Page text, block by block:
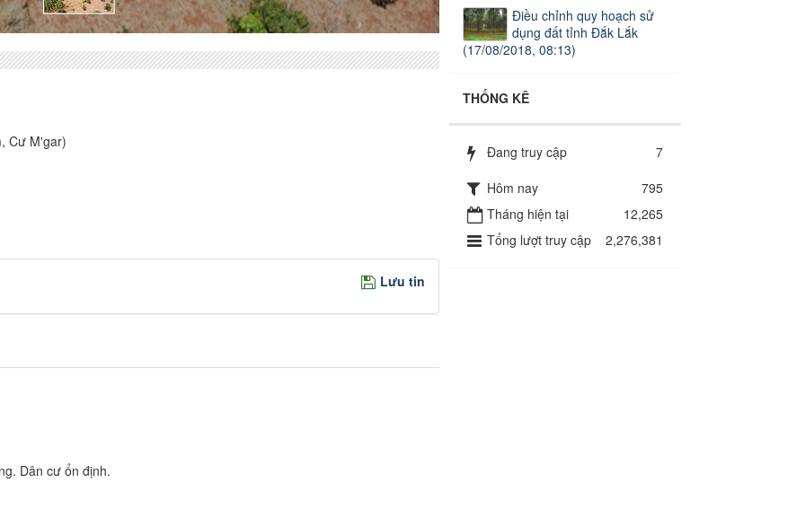
Cư M'gar)
Lưu tin
Dân cư ổn định.
Điều chỉnh quy hoạch sử
dụng đất tỉnh Đắk Lắk
(17/08/2018, 08:13)
THỐNG KÊ
Đang truy cập
7
Hôm nay
795
Tháng hiện tại
12,265
Tổng lượt truy cập
2,276,381